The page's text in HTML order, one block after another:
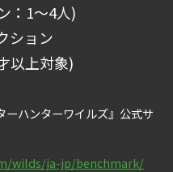
：1～4人)
ション
以上対象)
ハンターワイルズ』公式サ
wilds/ja-jp/benchmark/